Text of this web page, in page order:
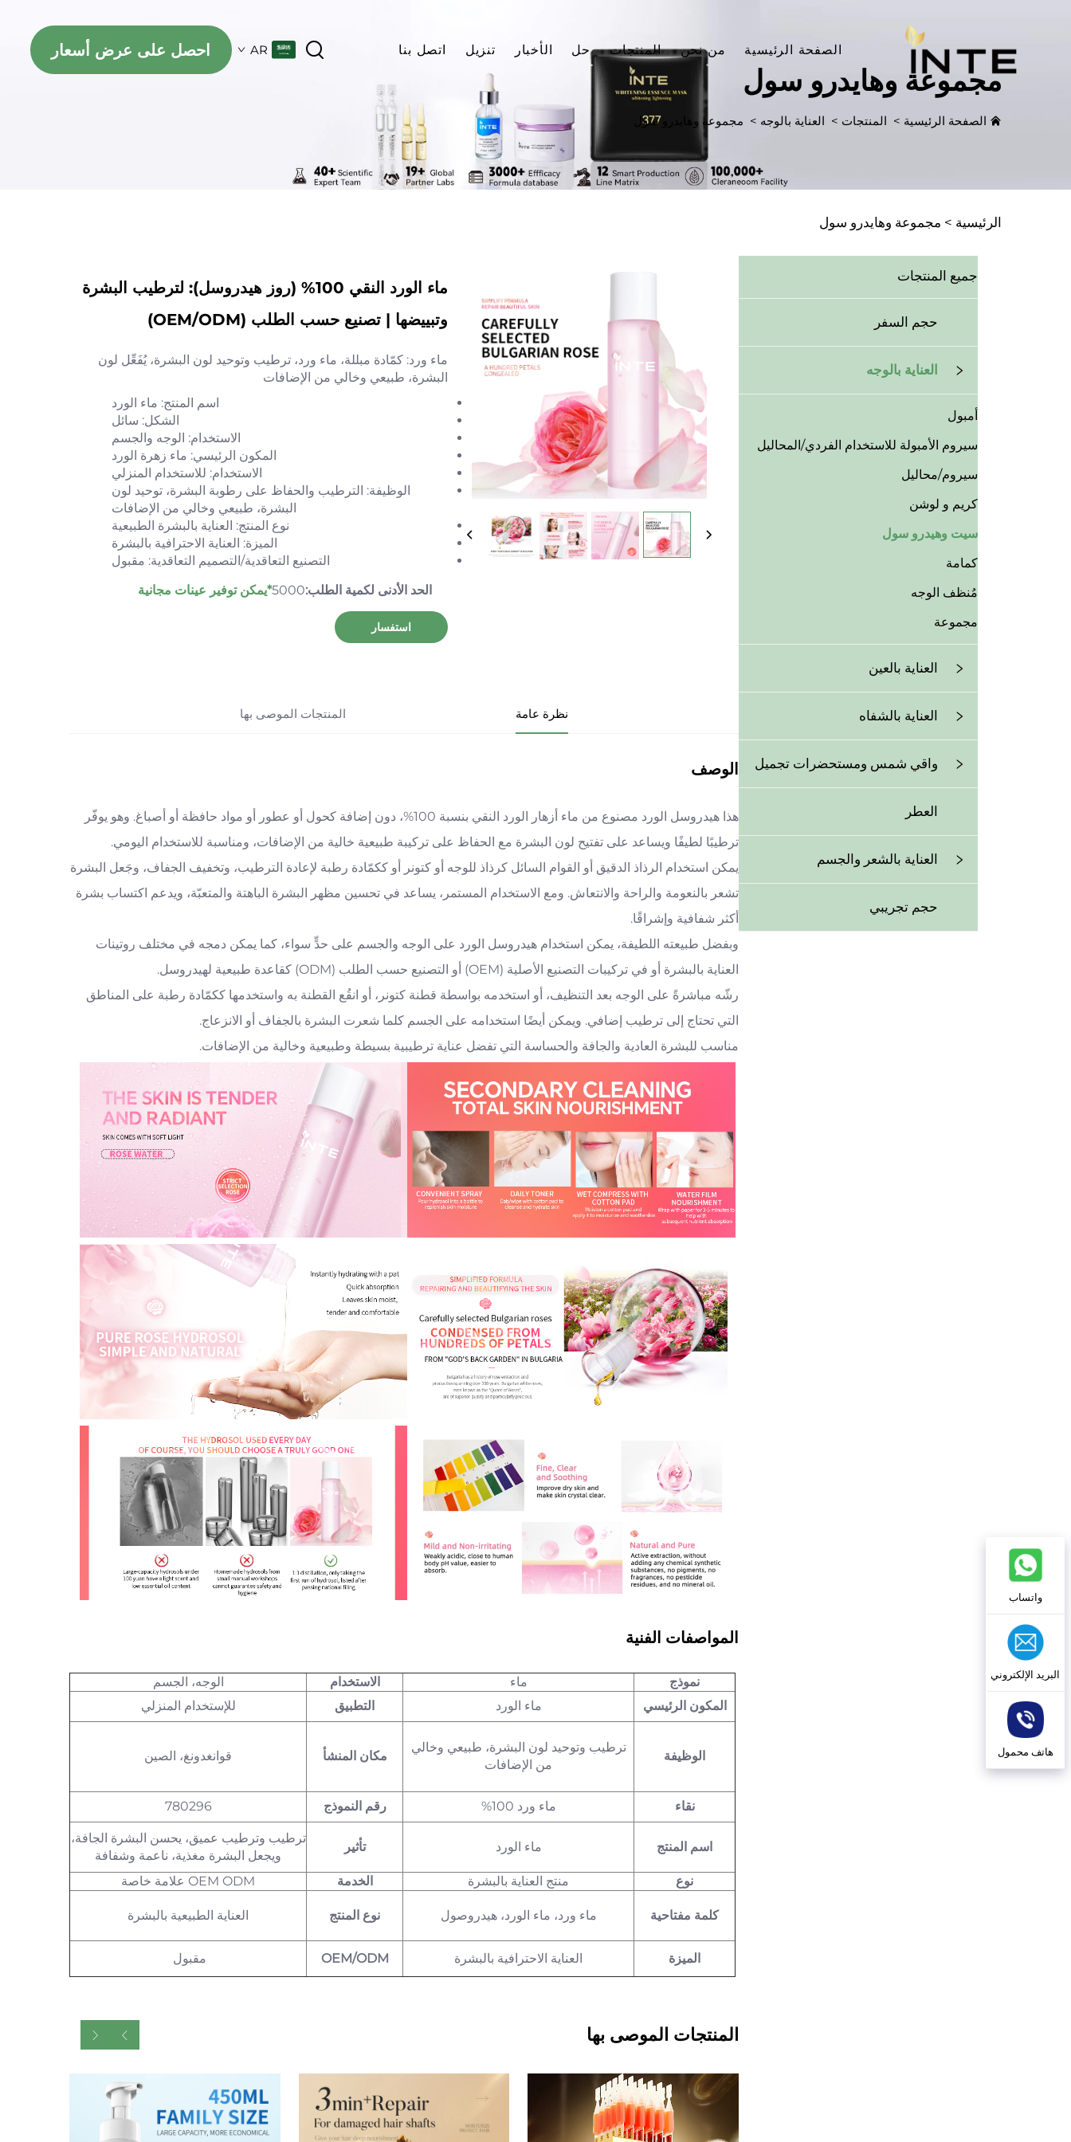
الصفحة الرئيسية من نحن المنتجات حل الأخبار تنزيل اتصل بنا AR احصل على عرض أسعار
مجموعة وهايدرو سول
الصفحة الرئيسية > المنتجات > العناية بالوجه > مجموعة وهايدرو سول
الرئيسية > مجموعة وهايدرو سول
جميع المنتجات
حجم السفر
العناية بالوجه
أمبول
سيروم الأمبولة للاستخدام الفردي/المحاليل
سيروم/محاليل
كريم و لوشن
سيت وهيدرو سول
كمامة
مُنظف الوجه
مجموعة
العناية بالعين
العناية بالشفاه
واقي شمس ومستحضرات تجميل
العطر
العناية بالشعر والجسم
حجم تجريبي
ماء الورد النقي 100% (روز هيدروسل): لترطيب البشرة
وتبييضها | تصنيع حسب الطلب (OEM/ODM)
ماء ورد: كمّادة مبللة، ماء ورد، ترطيب وتوحيد لون البشرة، يُفَعِّل لون
البشرة، طبيعي وخالي من الإضافات
اسم المنتج: ماء الورد
الشكل: سائل
الاستخدام: الوجه والجسم
المكون الرئيسي: ماء زهرة الورد
الاستخدام: للاستخدام المنزلي
الوظيفة: الترطيب والحفاظ على رطوبة البشرة، توحيد لون
البشرة، طبيعي وخالي من الإضافات
نوع المنتج: العناية بالبشرة الطبيعية
الميزة: العناية الاحترافية بالبشرة
التصنيع التعاقدية/التصميم التعاقدية: مقبول
الحد الأدنى لكمية الطلب:5000*يمكن توفير عينات مجانية
استفسار
نظرة عامة المنتجات الموصى بها
الوصف
هذا هيدروسل الورد مصنوع من ماء أزهار الورد النقي بنسبة 100%، دون إضافة كحول أو عطور أو مواد حافظة أو أصباغ. وهو يوفّر
ترطيبًا لطيفًا ويساعد على تفتيح لون البشرة مع الحفاظ على تركيبة طبيعية خالية من الإضافات، ومناسبة للاستخدام اليومي.
يمكن استخدام الرذاذ الدقيق أو القوام السائل كرذاذ للوجه أو كتونر أو ككمّادة رطبة لإعادة الترطيب، وتخفيف الجفاف، وجَعل البشرة
تشعر بالنعومة والراحة والانتعاش. ومع الاستخدام المستمر، يساعد في تحسين مظهر البشرة الباهتة والمتعبّة، ويدعم اكتساب بشرة
أكثر شفافية وإشراقًا.
وبفضل طبيعته اللطيفة، يمكن استخدام هيدروسل الورد على الوجه والجسم على حدٍّ سواء، كما يمكن دمجه في مختلف روتينات
العناية بالبشرة أو في تركيبات التصنيع الأصلية (OEM) أو التصنيع حسب الطلب (ODM) كقاعدة طبيعية لهيدروسل.
رشّه مباشرةً على الوجه بعد التنظيف، أو استخدمه بواسطة قطنة كتونر، أو انقُع القطنة به واستخدمها ككمّادة رطبة على المناطق
التي تحتاج إلى ترطيب إضافي. ويمكن أيضًا استخدامه على الجسم كلما شعرت البشرة بالجفاف أو الانزعاج.
مناسب للبشرة العادية والجافة والحساسة التي تفضل عناية ترطيبية بسيطة وطبيعية وخالية من الإضافات.
المواصفات الفنية
نموذج ماء الاستخدام
الوجه، الجسم
المكون الرئيسي
ماء الورد التطبيق للإستخدام المنزلي
الوظيفة
ترطيب وتوحيد لون البشرة، طبيعي وخالي
من الإضافات
مكان المنشأ قوانغدونغ، الصين
نقاء ماء ورد 100% رقم النموذج 780296
اسم المنتج ماء الورد تأثير
ترطيب وترطيب عميق، يحسن البشرة الجافة،
ويجعل البشرة مغذية، ناعمة وشفافة
نوع
منتج العناية بالبشرة الخدمة OEM ODM علامة خاصة
كلمة مفتاحية ماء ورد، ماء الورد، هيدروصول نوع المنتج العناية الطبيعية بالبشرة
الميزة العناية الاحترافية بالبشرة OEM/ODM مقبول
المنتجات الموصى بها
واتساب
البريد الإلكتروني
هاتف محمول